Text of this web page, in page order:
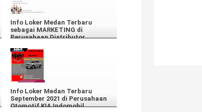
Info Loker Medan Terbaru
sebagai MARKETING di
Perusahaan Distributor
Info Loker Medan Terbaru
September 2021 di Perusahaan
Otomotif KIA Indomobil.